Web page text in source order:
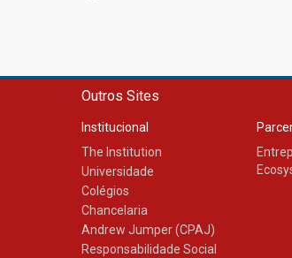
Outros Sites
Institucional
The Institution
Universidade
Colégios
Chancelaria
Andrew Jumper (CPAJ)
Responsabilidade Social